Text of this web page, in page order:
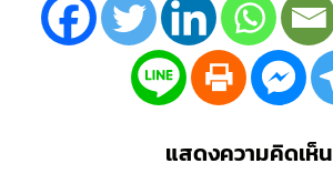
แสดงความคิดเห็น